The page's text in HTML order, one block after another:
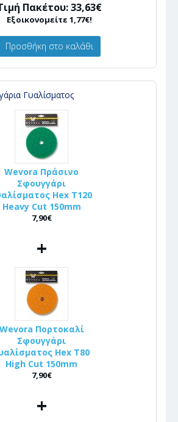
Πακέτου: 33,63€
Εξοικονομείτε 1,77€!
Προσθήκη στο καλάθι
Γυαλίσματος
Wevora Πράσινο
Σφουγγάρι
Hex T120
Heavy Cut 150mm
7,90€
+
Wevora Πορτοκαλί
Σφουγγάρι
Hex T80
High Cut 150mm
7,90€
+